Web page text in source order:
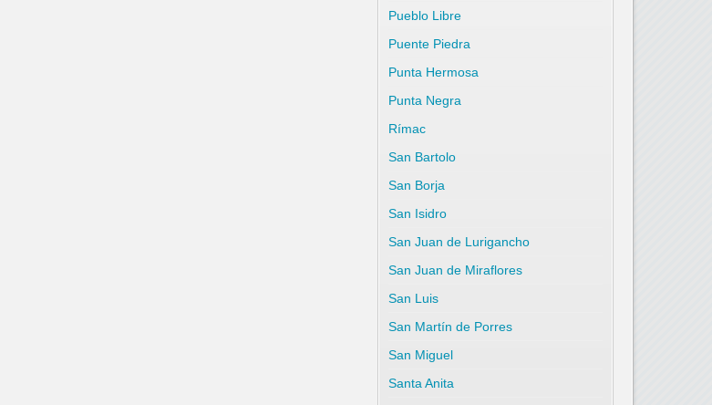
Pueblo Libre
Puente Piedra
Punta Hermosa
Punta Negra
Rímac
San Bartolo
San Borja
San Isidro
San Juan de Lurigancho
San Juan de Miraflores
San Luis
San Martín de Porres
San Miguel
Santa Anita